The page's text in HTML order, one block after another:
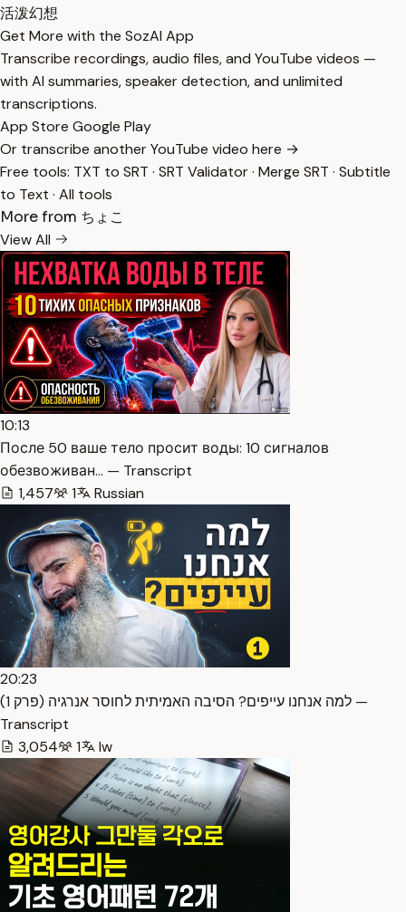
活泼幻想
Get More with the SozAI App
Transcribe recordings, audio files, and YouTube videos —
with AI summaries, speaker detection, and unlimited
transcriptions.
App Store Google Play
Or transcribe another YouTube video here →
Free tools: TXT to SRT · SRT Validator· Merge SRT · Subtitle
to Text · All tools
More from ちょこ
View All
10:13
После 50 ваше тело просит воды: 10 сигналов
обезвоживан… — Transcript
1,457
1 Russian
20:23
למה אנחנו עייפים? הסיבה האמיתית לחוסר אנרגיה (פרק 1) —
Transcript
3,054
1 Iw